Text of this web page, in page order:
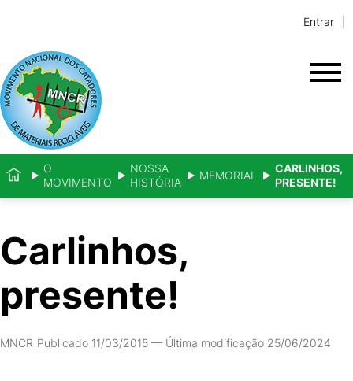
Entrar
O
MOVIMENTO
NOSSA
HISTÓRIA
MEMORIAL
CARLINHOS,
PRESENTE!
Carlinhos,
presente!
MNCR Publicado 11/03/2015 — Última modificação 25/06/2024